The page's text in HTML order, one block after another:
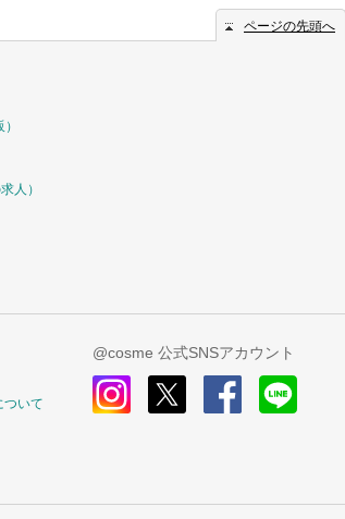
ページの先頭へ
人）
ついて
@cosme 公式SNSアカウント